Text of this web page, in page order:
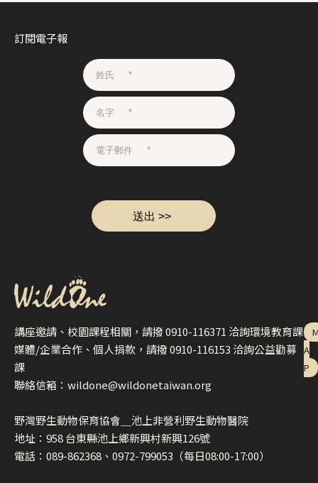
訂閱電子報
講座邀請、校園課程相關，請撥 0910-116371 洽詢環境教育課
媒體/企業合作、個人捐款，請撥 0910-116153 洽詢公益勸募
課
聯絡信箱：wildone@wildonetaiwan.org
野灣野生動物保育協會＿池上非營利野生動物醫院
地址：958 台東縣池上鄉新興村新興126號
電話：089-862368、0972-799053（每日08:00-17:00）
A
P